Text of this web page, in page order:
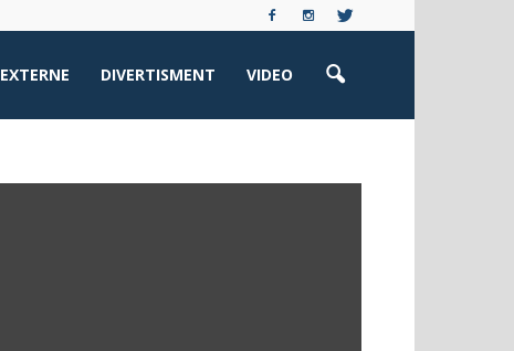
EXTERNE DIVERTISMENT VIDEO